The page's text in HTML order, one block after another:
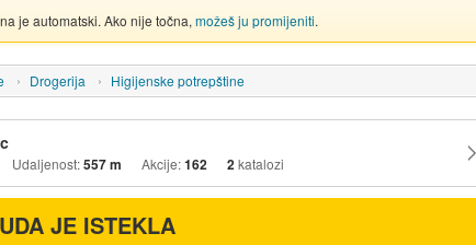
je automatski. Ako nije točna, možeš ju promijeniti.
Drogerija Higijenske potrepštine
Udaljenost:557 m Akcije:162 2katalozi
JE ISTEKLA